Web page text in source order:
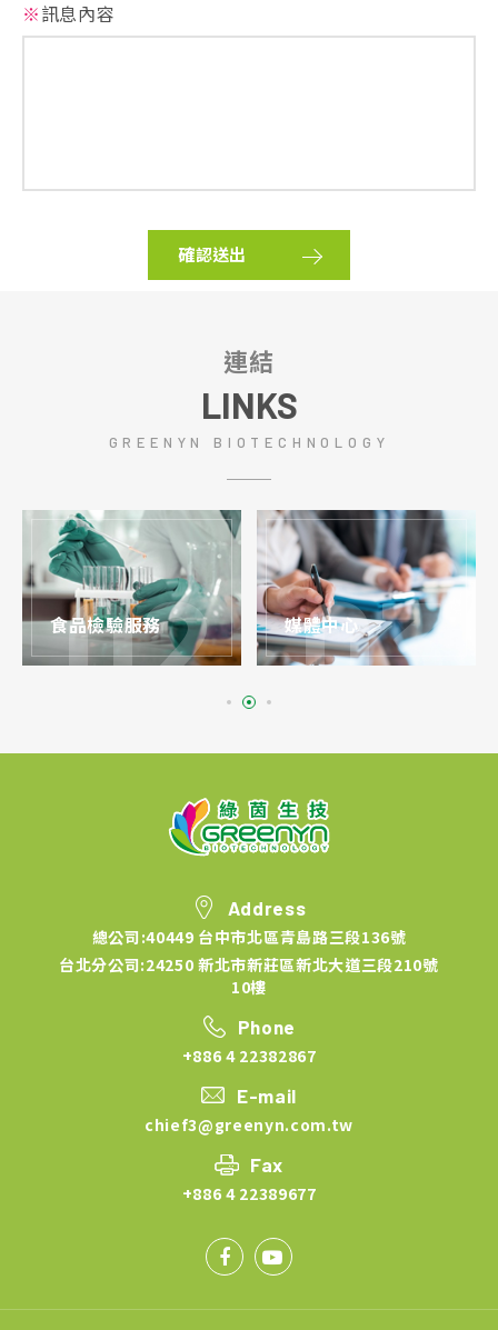
※ 訊息內容
確認送出
連結
LINKS
GREENYN BIOTECHNOLOGY
食品檢驗服務 媒體中心
Address
總公司:40449 台中市北區青島路三段136號
台北分公司:24250 新北市新莊區新北大道三段210號
10樓
Phone
+886 4 22382867
E-mail
chief3@greenyn.com.tw
Fax
+886 4 22389677